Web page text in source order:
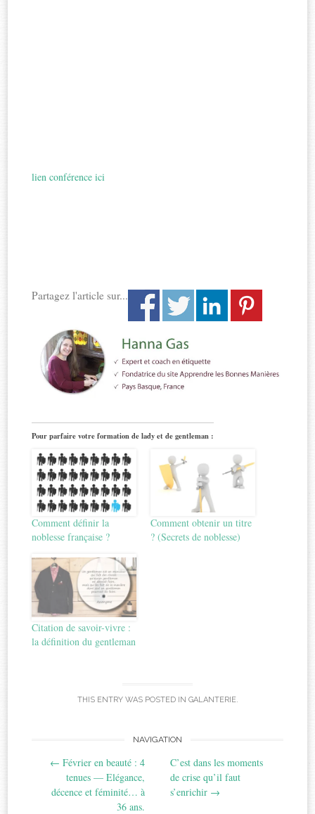
lien conférence ici
Partagez l'article sur...
Pour parfaire votre formation de lady et de gentleman :
Comment définir la
noblesse française ?
Comment obtenir un titre
? (Secrets de noblesse)
Citation de savoir-vivre :
la définition du gentleman
THIS ENTRY WAS POSTED IN GALANTERIE.
navigation
NAVIGATION
← Février en beauté : 4
tenues — Elégance,
décence et féminité… à
36 ans.
C’est dans les moments
de crise qu’il faut
s’enrichir →